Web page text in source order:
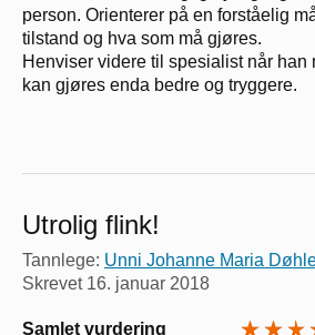
person. Orienterer på en forståelig
tilstand og hva som må gjøres.
Henviser videre til spesialist når han
kan gjøres enda bedre og tryggere.
Utrolig flink!
Tannlege: Unni Johanne Maria
Skrevet 16. januar 2018
Samlet vurdering